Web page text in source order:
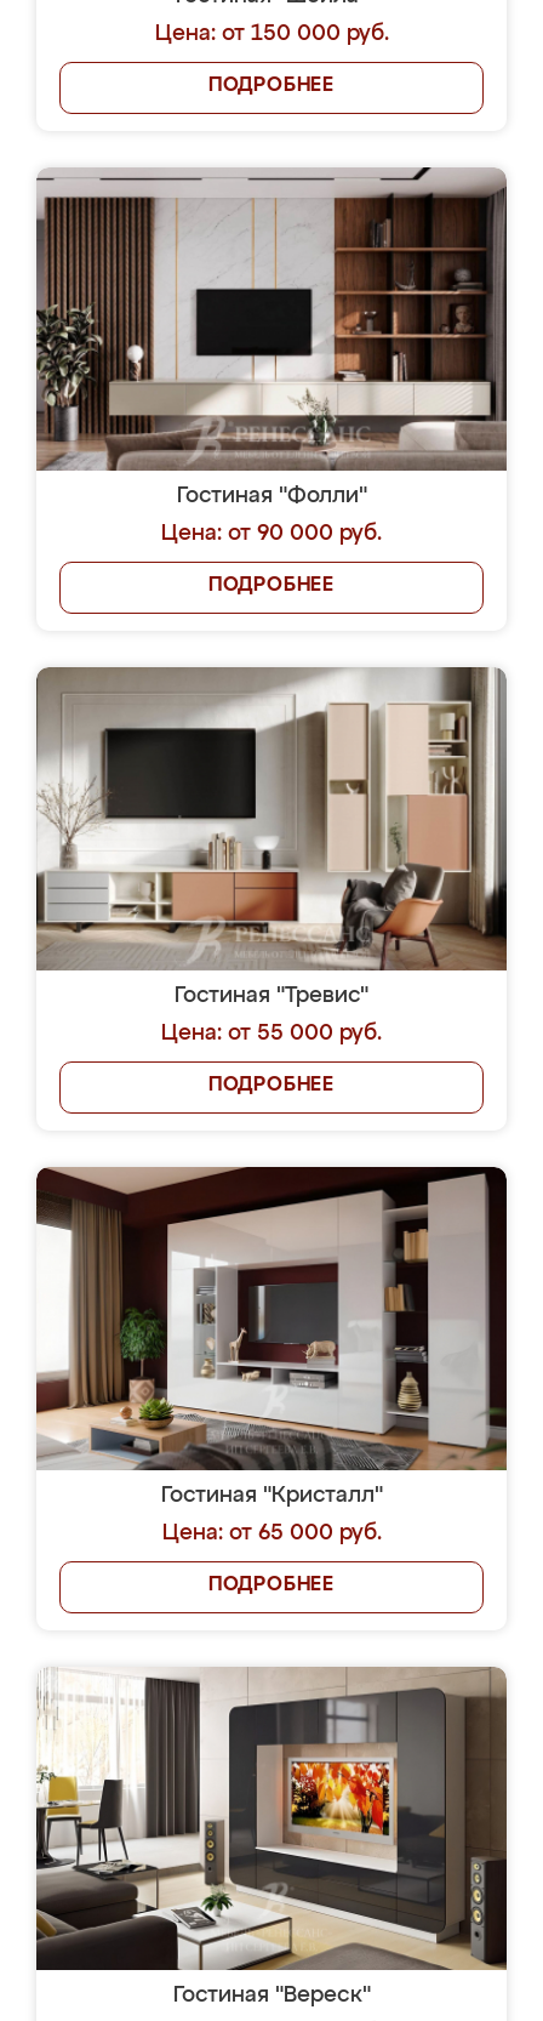
Цена: от 150 000 руб.
ПОДРОБНЕЕ
Гостиная "Фолли"
Цена: от 90 000 руб.
ПОДРОБНЕЕ
Гостиная "Тревис"
Цена: от 55 000 руб.
ПОДРОБНЕЕ
Гостиная "Кристалл"
Цена: от 65 000 руб.
ПОДРОБНЕЕ
Гостиная "Вереск"